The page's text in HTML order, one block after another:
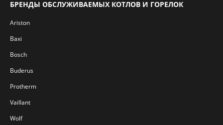
БРЕНДЫ ОБСЛУЖИВАЕМЫХ КОТЛОВ И ГОРЕЛОК
Ariston
Baxi
Bosch
Buderus
Protherm
Vaillant
Wolf